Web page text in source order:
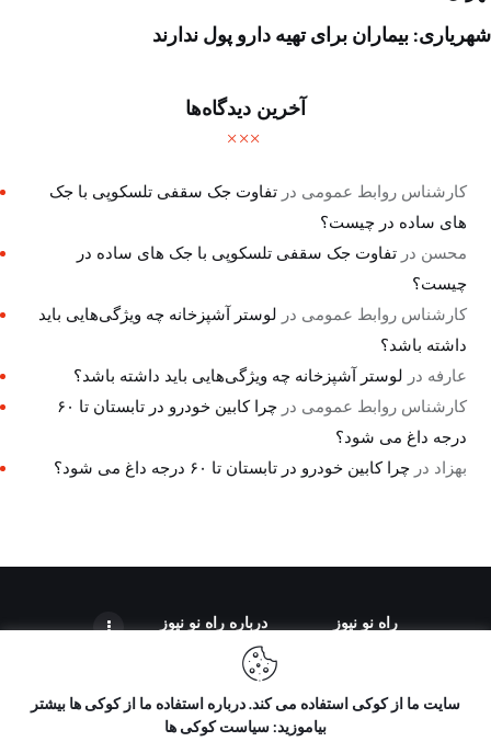
شهریاری: بیماران برای تهیه دارو پول ندارند
آخرین دیدگاه‌ها
کارشناس روابط عمومی درتفاوت جک سقفی تلسکوپی با جک
های ساده در چیست؟
محسن درتفاوت جک سقفی تلسکوپی با جک های ساده در
چیست؟
کارشناس روابط عمومی در لوستر آشپزخانه چه ویژگی‌هایی باید
داشته باشد؟
عارفه در لوستر آشپزخانه چه ویژگی‌هایی باید داشته باشد؟
کارشناس روابط عمومی در
چرا کابین خودرو در تابستان تا ۶۰
درجه داغ می شود؟
بهزاد درچرا کابین خودرو در تابستان تا ۶۰ درجه داغ می شود؟
راه نو نیوز درباره راه‌ نو نیوز
تمامی حقوق مطالب برای "راه نو نیوز" محفوظ است و هرگونه کپی
سایت ما از کوکی استفاده می کند. درباره استفاده ما از کوکی ها بیشتر
بیاموزید: سیاست کوکی ها